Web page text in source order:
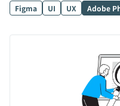
Figma
UI UX Adobe